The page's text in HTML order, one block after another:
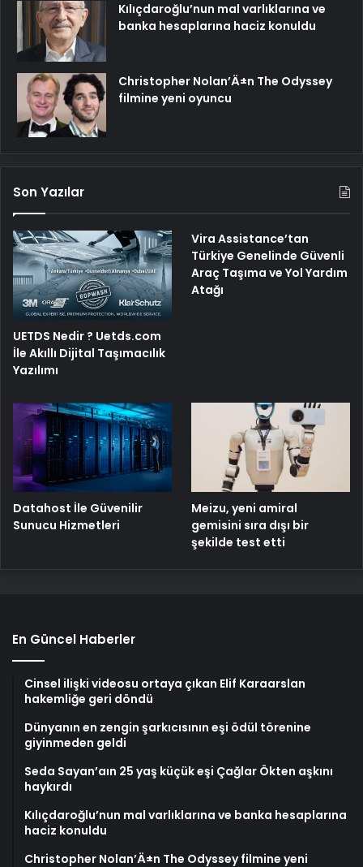
Kılıçdaroğlu’nun mal varlıklarına ve
banka hesaplarına haciz konuldu
Christopher Nolan’Ä±n The Odyssey
filmine yeni oyuncu
Son Yazılar
UETDS Nedir ? Uetds.com
İle Akıllı Dijital Taşımacılık
Yazılımı
Vira Assistance’tan
Türkiye Genelinde Güvenli
Araç Taşıma ve Yol Yardım
Atağı
Datahost İle Güvenilir
Sunucu Hizmetleri
Meizu, yeni amiral
gemisini sıra dışı bir
şekilde test etti
En Güncel Haberler
Cinsel ilişki videosu ortaya çıkan Elif Karaarslan
hakemliğe geri döndü
Dünyanın en zengin şarkıcısının eşi ödül törenine
giyinmeden geldi
Seda Sayan’aın 25 yaş küçük eşi Çağlar Ökten aşkını
haykırdı
Kılıçdaroğlu’nun mal varlıklarına ve banka hesaplarına
haciz konuldu
Christopher Nolan’Ä±n The Odyssey filmine yeni